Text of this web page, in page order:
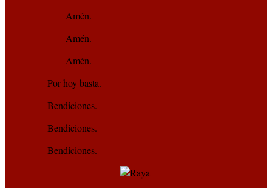
Amén.
Amén.
Amén.
Por hoy basta.
Bendiciones.
Bendiciones.
Bendiciones.